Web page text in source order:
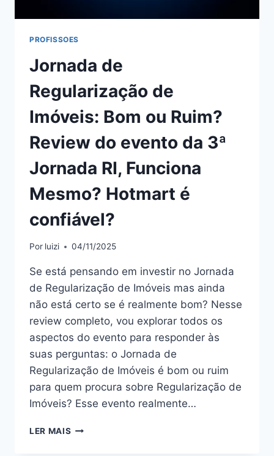
MESMO?
É
CONFIÁVEL?
PROFISSOES
Jornada de
Regularização de
Imóveis: Bom ou Ruim?
Review do evento da 3ª
Jornada RI, Funciona
Mesmo? Hotmart é
confiável?
Por luizi 04/11/2025
Se está pensando em investir no Jornada
de Regularização de Imóveis mas ainda
não está certo se é realmente bom? Nesse
review completo, vou explorar todos os
aspectos do evento para responder às
suas perguntas: o Jornada de
Regularização de Imóveis é bom ou ruim
para quem procura sobre Regularização de
Imóveis? Esse evento realmente…
LER MAIS JORNADA